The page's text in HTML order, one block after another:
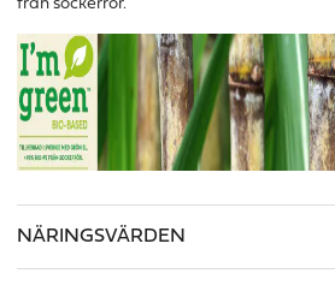
från sockerrör.
NÄRINGSVÄRDEN